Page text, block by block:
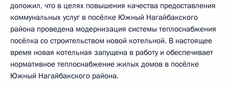
доложил, что в целях повышения качества предоставления
коммунальных услуг в посёлке Южный Нагайбакского
района проведена модернизация системы теплоснабжения
посёлка со строительством новой котельной. В настоящее
время новая котельная запущена в работу и обеспечивает
нормативное теплоснабжение жилых домов в посёлке
Южный Нагайбакского района.